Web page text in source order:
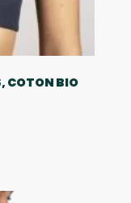
COTON BIO